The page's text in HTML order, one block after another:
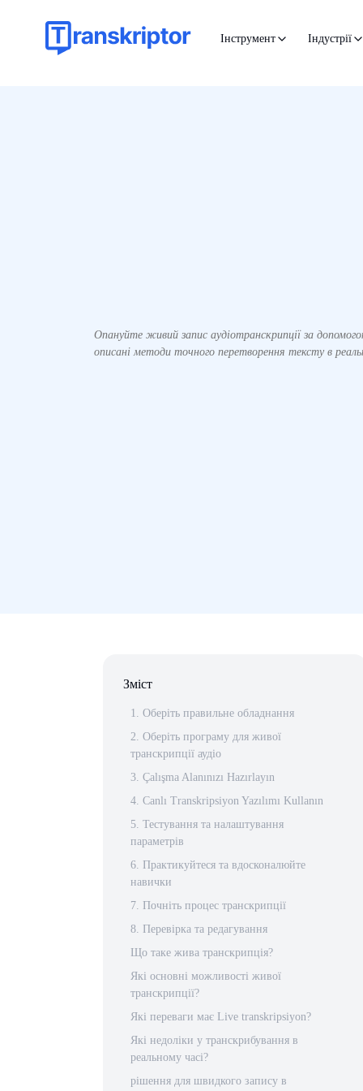
Інструмент Індустрії
Опануйте живий запис аудіотранскрипції за
описані методи точного перетворення тексту в
Зміст
1. Оберіть правильне обладнання
2. Оберіть програму для живої
транскрипції аудіо
3. Çalışma Alanınızı Hazırlayın
4. Canlı Transkripsiyon Yazılımı Kullanın
5. Тестування та налаштування
параметрів
6. Практикуйтеся та вдосконалюйте
навички
7. Почніть процес транскрипції
8. Перевірка та редагування
Що таке жива транскрипція?
Які основні можливості живої
транскрипції?
Які переваги має Live transkripsiyon?
Які недоліки у транскрибування в
реальному часі?
рішення для швидкого запису в